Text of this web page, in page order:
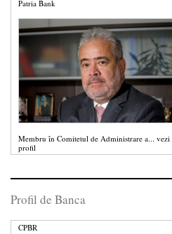
Patria Bank
Membru în Comitetul de Administrare a... vezi
profil
Profil de Banca
CPBR